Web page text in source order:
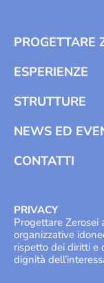
PROGETTARE
ESPERIENZE
STRUTTURE
NEWS ED
CONTATTI
PRIVACY
Progettare
organizzative
rispetto dei diritti e
dignità